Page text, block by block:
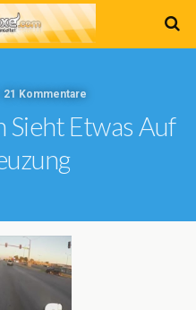
21 Kommentare
Etwas Auf